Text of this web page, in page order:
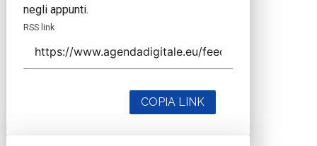
negli appunti.
RSS link
COPIA LINK